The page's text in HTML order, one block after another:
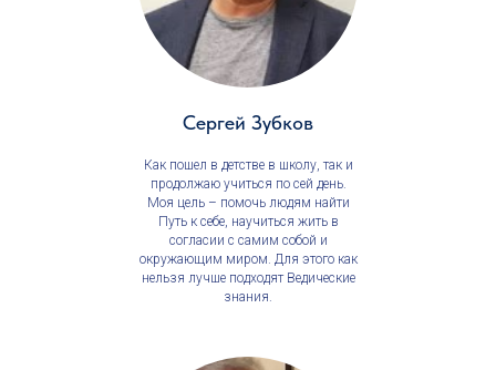
Сергей Зубков
Как пошел в детстве в школу, так и
продолжаю учиться по сей день.
Моя цель – помочь людям найти
Путь к себе, научиться жить в
согласии с самим собой и
окружающим миром. Для этого как
нельзя лучше подходят Ведические
знания.